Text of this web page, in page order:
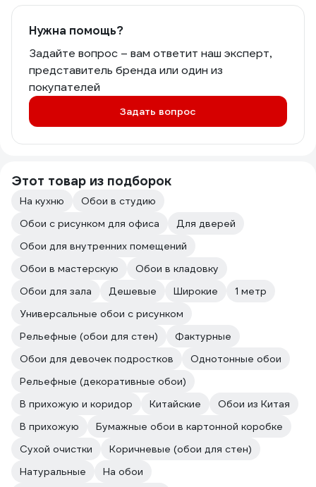
Нужна помощь?
Задайте вопрос – вам ответит наш эксперт,
представитель бренда или один из
покупателей
Задать вопрос
Этот товар из подборок
На кухню
Обои в студию
Обои с рисунком для офиса
Для дверей
Обои для внутренних помещений
Обои в мастерскую
Обои в кладовку
Обои для зала
Дешевые Широкие
1 метр
Универсальные обои с рисунком
Рельефные (обои для стен)
Фактурные
Обои для девочек подростков
Однотонные обои
Рельефные (декоративные обои)
В прихожую и коридор
Китайские
Обои из Китая
В прихожую
Бумажные обои в картонной коробке
Сухой очистки
Коричневые (обои для стен)
Натуральные
На обои